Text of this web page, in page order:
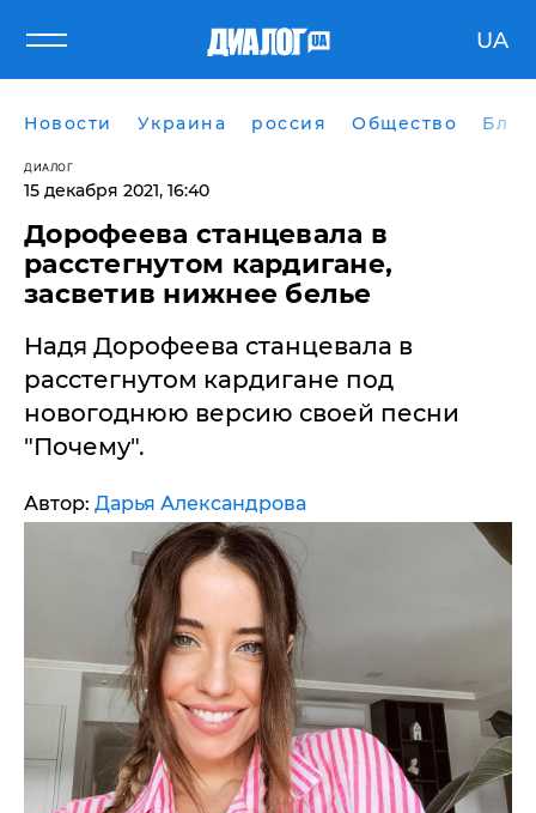
UA
Новости Украина россия Общество
ДИАЛОГ
15 декабря 2021, 16:40
Дорофеева станцевала в
расстегнутом кардигане,
засветив нижнее белье
Надя Дорофеева станцевала в
расстегнутом кардигане под
новогоднюю версию своей песни
"Почему".
Автор: Дарья Александрова